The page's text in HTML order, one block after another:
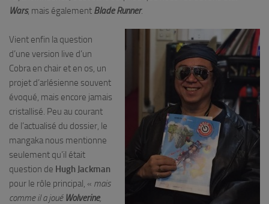
Wars, mais également Blade Runner.
Vient enfin la question
d’une version live d’un
Cobra en chair et en os, un
projet d’arlésienne souvent
évoqué, mais encore jamais
cristallisé. Peu au courant
de l’actualisé du dossier, le
mangaka nous mentionne
seulement qu’il était
question de Hugh Jackman
pour le rôle principal, « mais
comme il a joué Wolverine,